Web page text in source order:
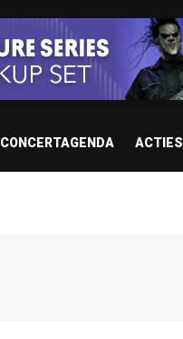
CONCERTAGENDA ACTIES